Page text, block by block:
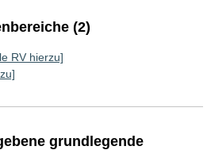
(2)
RV hierzu]
grundlegende